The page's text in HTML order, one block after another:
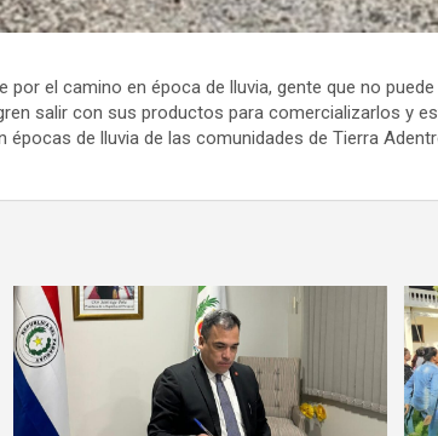
el camino en época de lluvia, gente que no
salir con sus productos para comercializarlos y
de lluvia de las comunidades de Tierra